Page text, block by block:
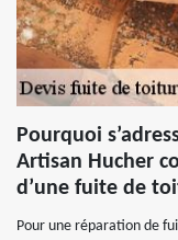
Pourquoi
Artisan Hucher
d’une fuite de
Pour une réparation de